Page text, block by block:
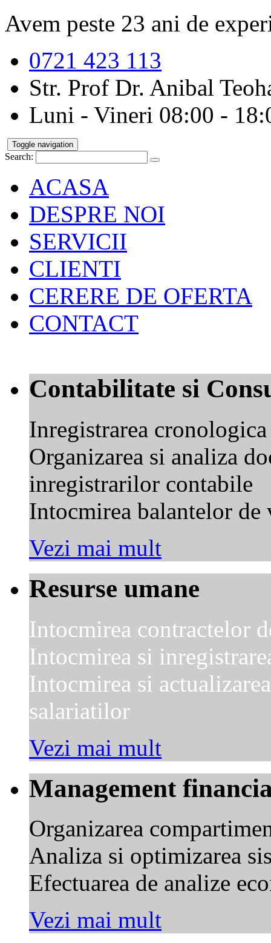
Avem peste 23 ani de
0721 423 113
Str. Prof Dr. Anibal
Luni - Vineri 08:00 -
Toggle navigation
Search:
ACASA
DESPRE NOI
SERVICII
CLIENTI
CERERE DE OFERTA
CONTACT
Contabilitate si
Inregistrarea
Organizarea si analiza
inregistrarilor contabile
Intocmirea balantelor
Vezi mai mult
Resurse umane
Intocmirea contractelor
Intocmirea si
Intocmirea si
salariatilor
Vezi mai mult
Management
Organizarea
Analiza si optimizarea
Efectuarea de analize
Vezi mai mult